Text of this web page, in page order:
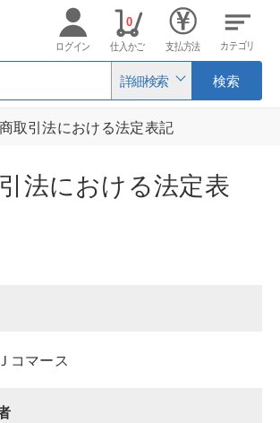
詳細検索 検索
ログイン 仕入かご
0
支払方法 カテゴリ
取引法における法定表記
法における法定表
コマース